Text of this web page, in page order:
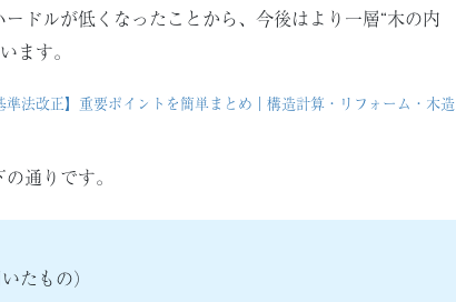
ドルが低くなったことから、今後はより一層“木の内
ます。
準法改正】重要ポイントを簡単まとめ｜構造計算・リフォーム・木造
通りです。
たもの）